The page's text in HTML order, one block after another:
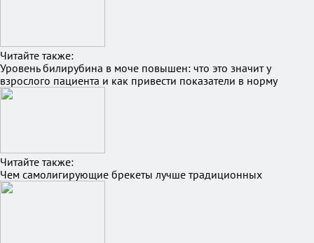
Читайте также:
Уровень билирубина в моче повышен: что это значит у
взрослого пациента и как привести показатели в норму
Читайте также:
Чем самолигирующие брекеты лучше традиционных